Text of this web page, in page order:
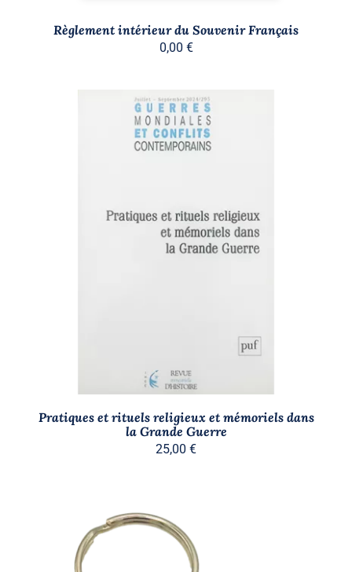
Règlement intérieur du Souvenir Français
0,00 €
AJOUTER AU PANIER
/
Pratiques et rituels religieux et mémoriels dans
la Grande Guerre
25,00 €